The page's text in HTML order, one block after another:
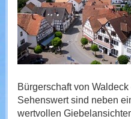
Bürgerschaft von
Sehenswert sind neben
wertvollen